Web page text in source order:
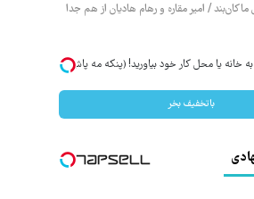
ماکان‌بند / امیر مقاره و رهام هادیان از هم جدا
خانه یا محل کار خود بیاورید! (پنکه مه پاش
باتخفیف بخر